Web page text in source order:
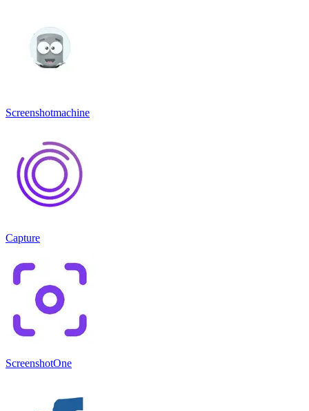
Screenshotmachine
Capture
ScreenshotOne